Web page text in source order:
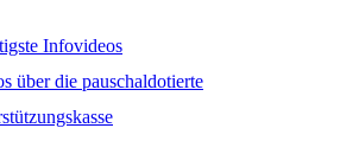
Infovideos
über die pauschaldotierte